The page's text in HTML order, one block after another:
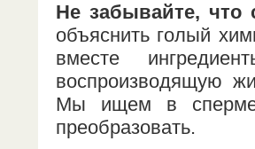
Не забывайте, что
объяснить голый
вместе
воспроизводящую
Мы ищем в сперме
преобразовать.